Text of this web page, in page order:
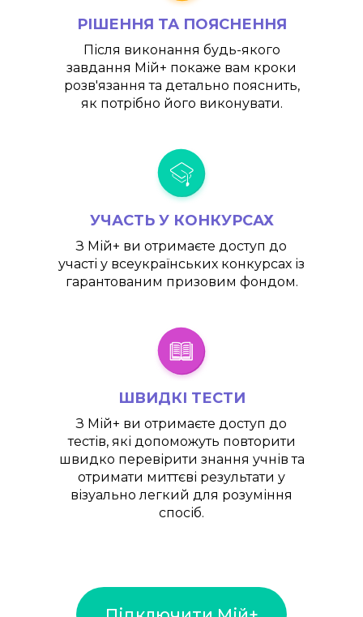
РІШЕННЯ ТА ПОЯСНЕННЯ
Після виконання будь-якого
завдання Мій+ покаже вам кроки
розв'язання та детально пояснить,
як потрібно його виконувати.
УЧАСТЬ У КОНКУРСАХ
З Мій+ ви отримаєте доступ до
участі у всеукраїнських конкурсах із
гарантованим призовим фондом.
ШВИДКІ ТЕСТИ
З Мій+ ви отримаєте доступ до
тестів, які допоможуть повторити
швидко перевірити знання учнів та
отримати миттєві результати у
візуально легкий для розуміння
спосіб.